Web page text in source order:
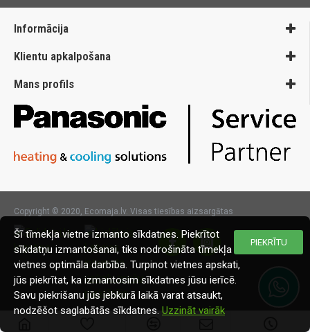
Informācija
Klientu apkalpošana
Mans profils
Copyright © 2020, Ecomaja.lv. Visas tiesības aizsargātas
PIEKRĪTU
Šī tīmekļa vietne izmanto sīkdatnes. Piekrītot
sīkdatņu izmantošanai, tiks nodrošināta tīmekļa
vietnes optimāla darbība. Turpinot vietnes apskati,
jūs piekrītat, ka izmantosim sīkdatnes jūsu ierīcē.
Savu piekrišanu jūs jebkurā laikā varat atsaukt,
nodzēšot saglabātās sīkdatnes. Uzzināt vairāk